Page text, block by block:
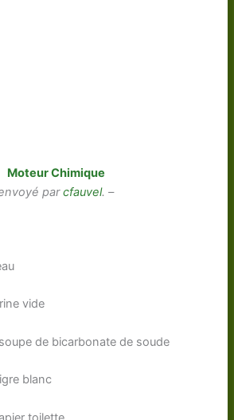
Moteur Chimique
parcfauvel. –
vide
de bicarbonate de soude
blanc